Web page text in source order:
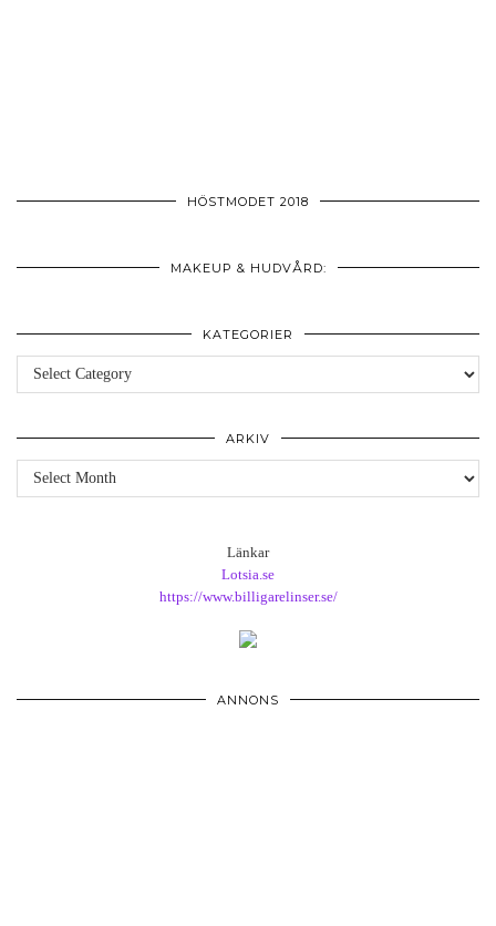
HÖSTMODET 2018
MAKEUP & HUDVÅRD:
KATEGORIER
Kategorier
ARKIV
Arkiv
Länkar
Lotsia.se
https://www.billigarelinser.se/
ANNONS